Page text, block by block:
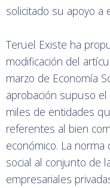
solicitado su apoyo a
Teruel Existe ha
modificación del
marzo de Economía
aprobación supuso
miles de entidades
referentes al bien
económico. La
social al conjunto de
empresariales